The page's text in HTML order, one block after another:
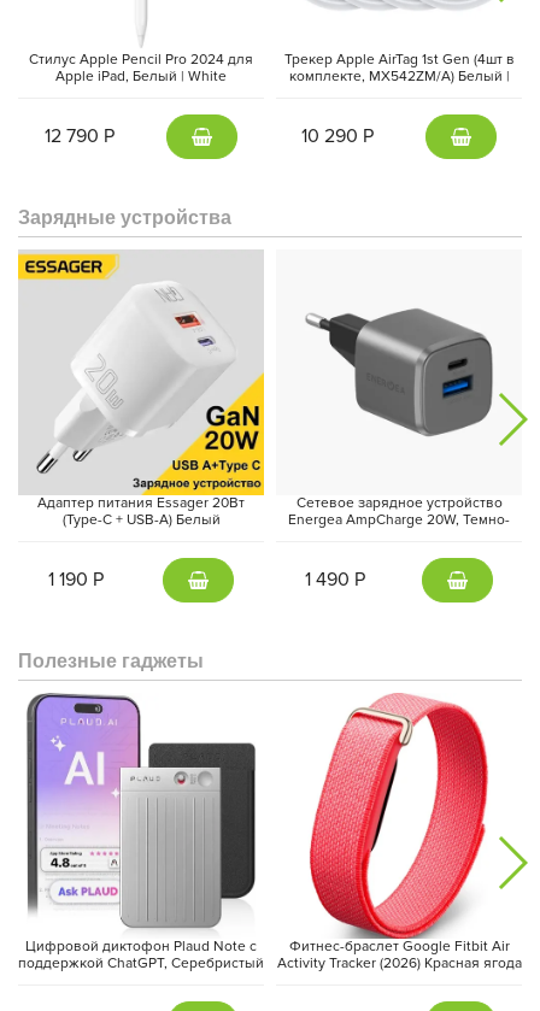
настраивать угол обзора, позволяя вам найти идеальный угол
обзора, подходящий для ваших предпочтений и комфорта.
Прочный алюминиевый каркас обеспечивает надежность а
также оснащен разъем USB-C с функцией подзарядки,
позволяя заряжать свой iPad при использовании клавиатуры.
Кроме того, складной дизайн Apple Magic Keyboard
обеспечивает защиту для вашего iPad, предотвращая
потенциальные повреждений , делая его идеальным
спутником для ваших путешествий и повседневного
использования. Этот инновационный аксессуар объединяет
стиль, функциональность и защиту, делая его незаменимым
для любого пользователя iPad Pro M4 13 дюймов,
стремящегося улучшить использование своего устройства.
Совместимость:
iPad Pro 13-inch (M5)
iPad Pro 13-inch (M4)
Стилус Apple Pencil Pro 2024 для
Apple iPad, Белый | White
12 790 Р
Трекер Apple AirTag 1st Gen (4шт в
комплекте, MX542ZM/A) Белый |
10 290 Р
Зарядные устройства
Адаптер питания Essager 20Вт
(Type-C + USB-A) Белый
1 190 Р
Сетевое зарядное устройство
Energea AmpCharge 20W, Темно-
1 490 Р
Полезные гаджеты
Цифровой диктофон Plaud Note с
поддержкой ChatGPT, Серебристый
Фитнес-браслет Google Fitbit Air
Activity Tracker (2026) Красная ягода